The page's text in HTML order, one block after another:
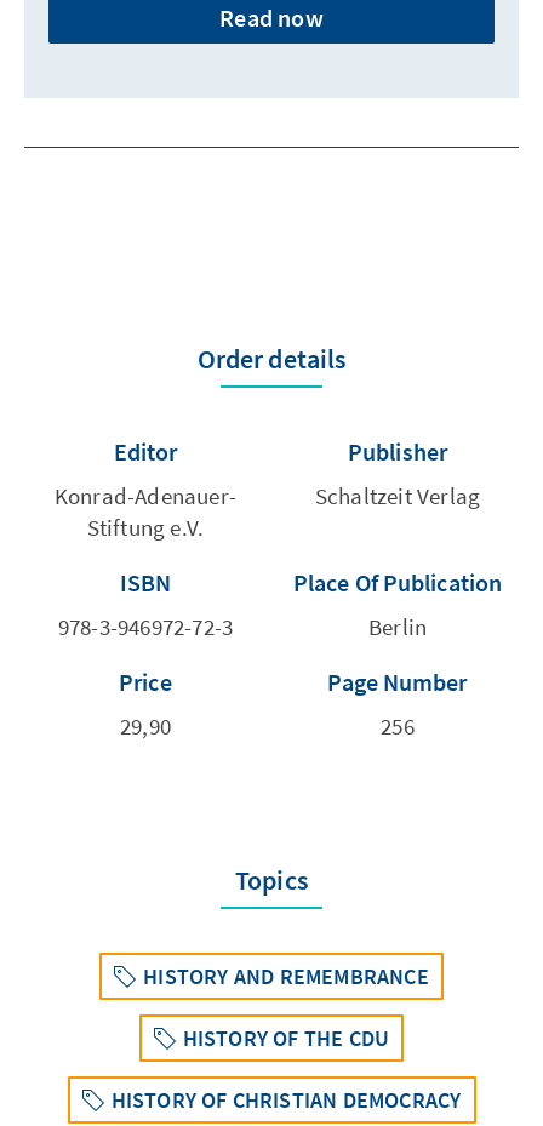
Read now
Order details
Editor
Konrad-Adenauer-
Stiftung e.V.
Publisher
Schaltzeit Verlag
ISBN
978-3-946972-72-3
Place Of Publication
Berlin
Price
29,90
Page Number
256
Topics
HISTORY AND REMEMBRANCE
HISTORY OF THE CDU
HISTORY OF CHRISTIAN DEMOCRACY